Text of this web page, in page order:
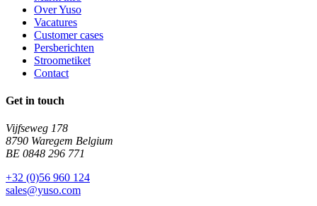
Over Yuso
Vacatures
Customer cases
Persberichten
Stroometiket
Contact
Get in touch
Vijfseweg 178
8790 Waregem Belgium
BE 0848 296 771
+32 (0)56 960 124
sales@yuso.com